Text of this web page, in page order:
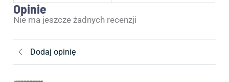
Opinie
Nie ma jeszcze żadnych recenzji
Dodaj opinię